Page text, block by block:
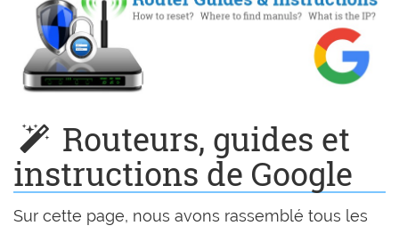
Routeurs, guides et
instructions de Google
Sur cette page, nous avons rassemblé tous les